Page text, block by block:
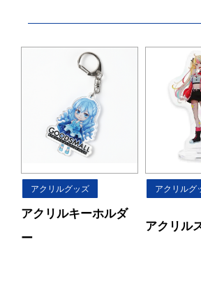
アクリルグッズ
アクリルキーホルダ
ー
アクリルグ
アクリル